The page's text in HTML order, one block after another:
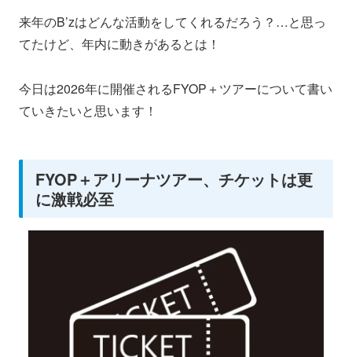
来年のB’zはどんな活動をしてくれるだろう？…と思っ
てたけど、年内に動きがあるとは！
今日は2026年に開催されるFYOP＋ツアーについて書い
ていきたいと思います！
FYOP＋アリーナツアー、チケットは更
に激戦必至